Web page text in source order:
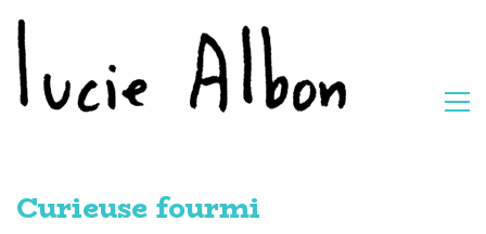
Curieuse fourmi